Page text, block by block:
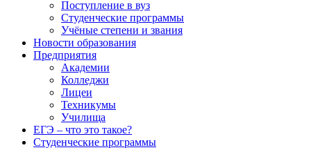
Поступление в вуз
Студенческие программы
Учёные степени и звания
Новости образования
Предприятия
Академии
Колледжи
Лицеи
Техникумы
Училища
ЕГЭ – что это такое?
Студенческие программы